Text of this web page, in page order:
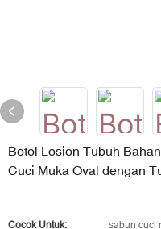
Botol Losion Tubuh
Cuci Muka Oval dengan
Cocok Untuk: sabun cuci